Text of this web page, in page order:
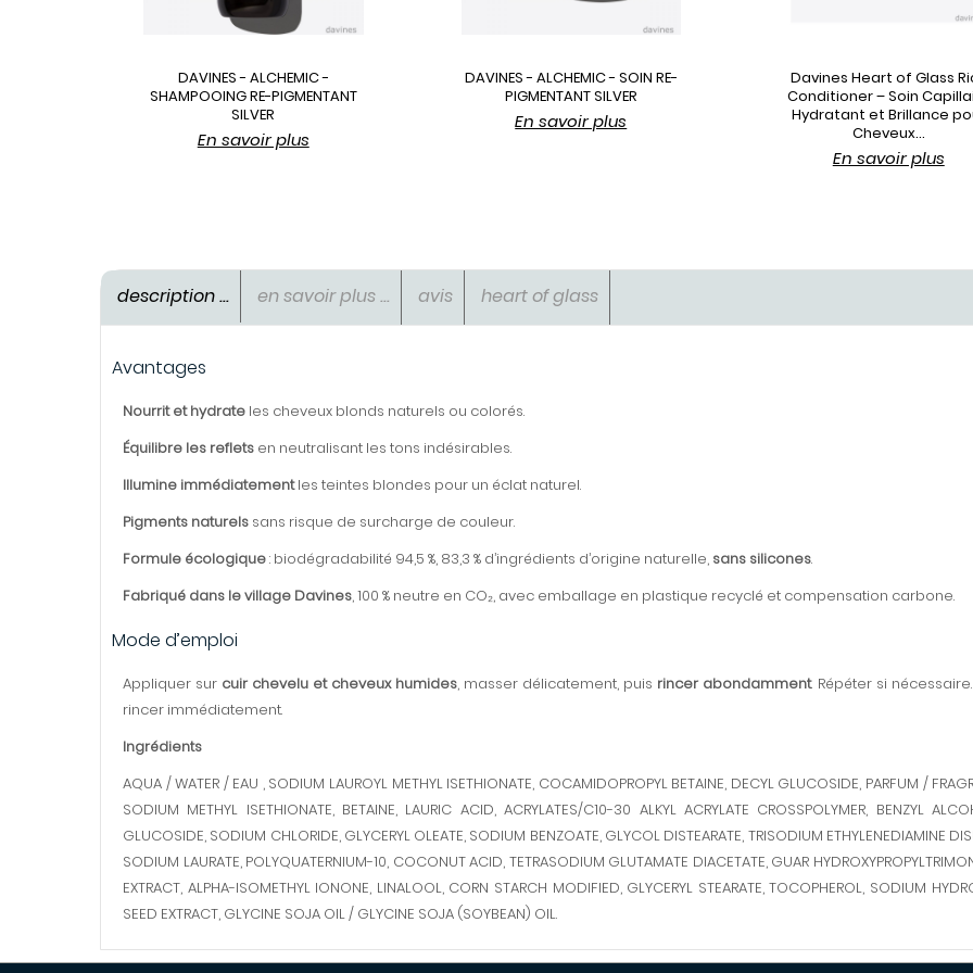
DAVINES - ALCHEMIC -
SHAMPOOING RE-PIGMENTANT
SILVER
En savoir plus
DAVINES - ALCHEMIC - SOIN RE-
PIGMENTANT SILVER
En savoir plus
Davines Heart of Glass
Conditioner – Soin
Hydratant et Brillance
Cheveux...
En savoir plus
description ... en savoir plus ... avis heart of glass
Avantages
Nourrit et hydrate les cheveux blonds naturels ou colorés.
Équilibre les reflets en neutralisant les tons indésirables.
Illumine immédiatementles teintes blondes pour un éclat naturel.
Pigments naturels sans risque de surcharge de couleur.
Formule écologique: biodégradabilité 94,5 %, 83,3 % d’ingrédients d’origine naturelle, sans silicones.
Fabriqué dans le village Davines, 100 % neutre en CO₂, avec emballage en plastique recyclé et compensation carbone.
Mode d’emploi
Appliquer sur cuir chevelu et cheveux humides, masser délicatement, puis rincer abondamment. Répéter si
rincer immédiatement.
Ingrédients
AQUA / WATER / EAU , SODIUM LAUROYL METHYL ISETHIONATE, COCAMIDOPROPYL BETAINE, DECYL GLUCOSIDE, PARFUM /
SODIUM METHYL ISETHIONATE, BETAINE, LAURIC ACID, ACRYLATES/C10-30 ALKYL ACRYLATE CROSSPOLYMER, BENZYL
GLUCOSIDE, SODIUM CHLORIDE, GLYCERYL OLEATE, SODIUM BENZOATE, GLYCOL DISTEARATE, TRISODIUM ETHYLENEDIAMINE
SODIUM LAURATE, POLYQUATERNIUM-10, COCONUT ACID, TETRASODIUM GLUTAMATE DIACETATE, GUAR
EXTRACT, ALPHA-ISOMETHYL IONONE, LINALOOL, CORN STARCH MODIFIED, GLYCERYL STEARATE, TOCOPHEROL, SODIUM
SEED EXTRACT, GLYCINE SOJA OIL / GLYCINE SOJA (SOYBEAN) OIL.